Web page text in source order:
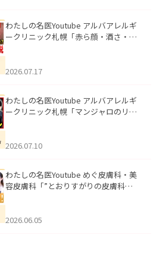
わたしの名医Youtube アルバアレルギ
ークリニック札幌「赤ら顔・酒さ・ニ
した。
2026.07.17
わたしの名医Youtube アルバアレルギ
ークリニック札幌「マンジャロのリア
た。
2026.07.10
わたしの名医Youtube めぐ皮膚科・美
容皮膚科「”とおりすがりの皮膚科
2026.06.05